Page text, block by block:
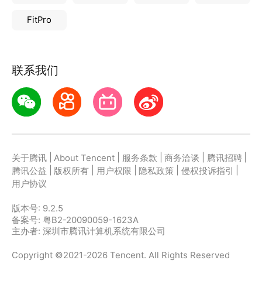
FitPro
联系我们
关于腾讯 About Tencent 服务条款 商务洽谈 腾讯招聘
腾讯公益
版权所有 用户权限 隐私政策 侵权投诉指引
用户协议
版本号: 9.2.5
备案号: 粤B2-20090059-1623A
主办者: 深圳市腾讯计算机系统有限公司
Copyright ©2021-2026 Tencent. All Rights Reserved